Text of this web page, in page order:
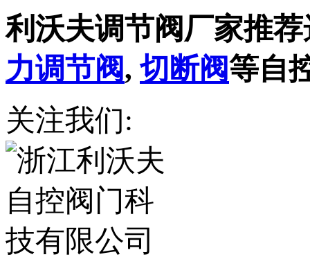
利沃夫调节阀厂家推
力调节阀,切断阀等自
关注我们: